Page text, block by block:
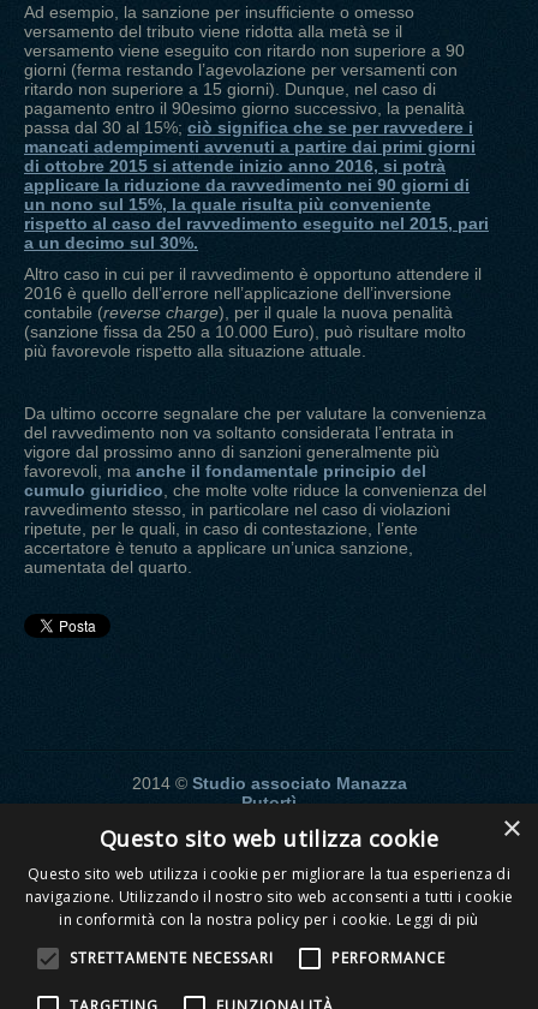
Ad esempio, la sanzione per insufficiente o omesso
versamento del tributo viene ridotta alla metà se il
versamento viene eseguito con ritardo non superiore a 90
giorni (ferma restando l’agevolazione per versamenti con
ritardo non superiore a 15 giorni). Dunque, nel caso di
pagamento entro il 90esimo giorno successivo, la penalità
passa dal 30 al 15%; ciò significa che se per ravvedere i
mancati adempimenti avvenuti a partire dai primi giorni
di ottobre 2015 si attende inizio anno 2016, si potrà
applicare la riduzione da ravvedimento nei 90 giorni di
un nono sul 15%, la quale risulta più conveniente
rispetto al caso del ravvedimento eseguito nel 2015, pari
a un decimo sul 30%.
Altro caso in cui per il ravvedimento è opportuno attendere il
2016 è quello dell’errore nell’applicazione dell’inversione
contabile (reverse charge), per il quale la nuova penalità
(sanzione fissa da 250 a 10.000 Euro), può risultare molto
più favorevole rispetto alla situazione attuale.
Da ultimo occorre segnalare che per valutare la convenienza
del ravvedimento non va soltanto considerata l’entrata in
vigore dal prossimo anno di sanzioni generalmente più
favorevoli, ma anche il fondamentale principio del
cumulo giuridico , che molte volte riduce la convenienza del
ravvedimento stesso, in particolare nel caso di violazioni
ripetute, per le quali, in caso di contestazione, l’ente
accertatore è tenuto a applicare un’unica sanzione,
aumentata del quarto.
2014 © Studio associato Manazza
Putortì
Bergamo (BG)
Telefono:
035
035
×
Questo sito web utilizza cookie
Questo sito web utilizza i cookie per migliorare la tua esperienza di
navigazione. Utilizzando il nostro sito web acconsenti a tutti i cookie
in conformità con la nostra policy per i cookie. Leggi di più
STRETTAMENTE NECESSARI
PERFORMANCE